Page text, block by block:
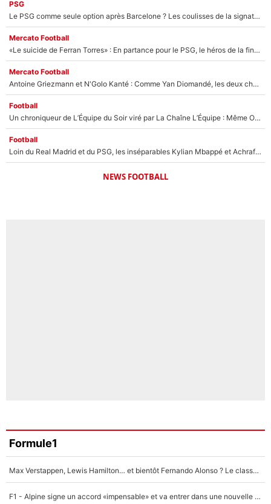
PSG
Le PSG comme seule option après Barcelone ? Les coulisses de la signature historique de Lionel Messi sont révélées au grand jour !
Mercato Football
«Le suicide de Ferran Torres» : En partance pour le PSG, le héros de la finale de la Coupe du monde s'attire les foudres de la presse espagnole !
Mercato Football
Antoine Griezmann et N'Golo Kanté : Comme Yan Diomandé, les deux champions du monde ont refusé de signer au PSG !
Football
Un chroniqueur de L’Équipe du Soir viré par La Chaîne L’Équipe : Même Olivier Ménard n’avait pas pu empêcher son départ, «je l’ai appris sur Twitter, je l’ai vécu assez mal»
Football
Loin du Real Madrid et du PSG, les inséparables Kylian Mbappé et Achraf Hakimi changent d'équipe le temps d'une journée !
NEWS FOOTBALL
Formule1
Max Verstappen, Lewis Hamilton… et bientôt Fernando Alonso ? Le classement des pilotes les mieux payés en Formule 1 risque de changer !
F1 - Alpine signe un accord «impensable» et va entrer dans une nouvelle dimension : Grande nouvelle pour Pierre Gasly !